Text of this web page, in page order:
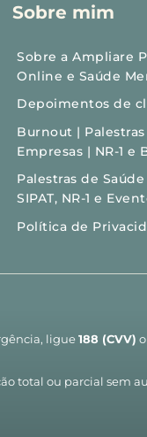
Sobre mim
Sobre a Ampliare
Online e Saúde
Depoimentos de
Burnout |
Empresas | NR-1 e
Palestras de
SIPAT, NR-1 e
Política de
ligue 188 (CVV)
total ou parcial sem